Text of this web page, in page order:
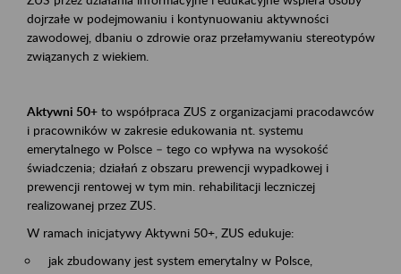
dojrzałe w podejmowaniu i kontynuowaniu aktywności
zawodowej, dbaniu o zdrowie oraz przełamywaniu stereotypów
związanych z wiekiem.
Aktywni 50+ to współpraca ZUS z organizacjami pracodawców
i pracowników w zakresie edukowania nt. systemu
emerytalnego w Polsce – tego co wpływa na wysokość
świadczenia; działań z obszaru prewencji wypadkowej i
prewencji rentowej w tym min. rehabilitacji leczniczej
realizowanej przez ZUS.
W ramach inicjatywy Aktywni 50+, ZUS edukuje:
jak zbudowany jest system emerytalny w Polsce,